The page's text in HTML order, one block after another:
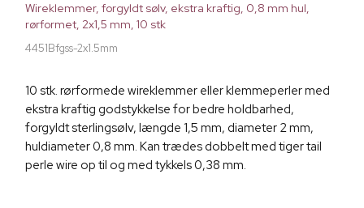
Wireklemmer, forgyldt sølv, ekstra kraftig, 0,8 mm hul,
rørformet, 2x1,5 mm, 10 stk
4451Bfgss-2x1.5mm
10 stk. rørformede wireklemmer eller klemmeperler med
ekstra kraftig godstykkelse for bedre holdbarhed,
forgyldt sterlingsølv, længde 1,5 mm, diameter 2 mm,
huldiameter 0,8 mm. Kan trædes dobbelt med tiger tail
perle wire op til og med tykkels 0,38 mm.